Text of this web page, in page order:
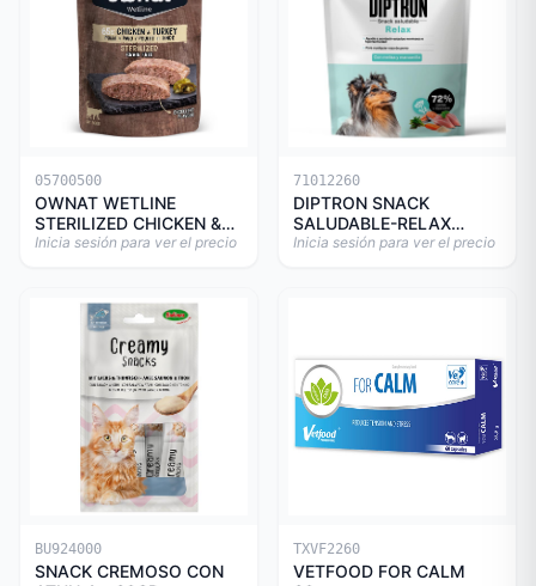
05700500
OWNAT WETLINE
STERILIZED CHICKEN &
TURKEY CAT 85gr
Inicia sesión para ver el precio
71012260
DIPTRON SNACK
SALUDABLE-RELAX
150GR
Inicia sesión para ver el precio
BU924000
SNACK CREMOSO CON
TXVF2260
VETFOOD FOR CALM